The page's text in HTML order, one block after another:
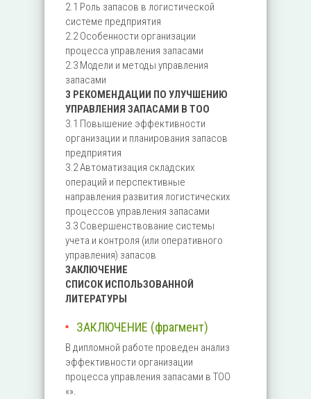
2.1 Роль запасов в логистической
системе предприятия
2.2 Особенности организации
процесса управления запасами
2.3 Модели и методы управления
запасами
3 РЕКОМЕНДАЦИИ ПО УЛУЧШЕНИЮ
УПРАВЛЕНИЯ ЗАПАСАМИ В ТОО
3.1 Повышение эффективности
организации и планирования запасов
предприятия
3.2 Автоматизация складских
операций и перспективные
направления развития логистических
процессов управления запасами
3.3 Совершенствование системы
учета и контроля (или оперативного
управления) запасов
ЗАКЛЮЧЕНИЕ
СПИСОК ИСПОЛЬЗОВАННОЙ
ЛИТЕРАТУРЫ
ЗАКЛЮЧЕНИЕ (фрагмент)
В дипломной работе проведен анализ
эффективности организации
процесса управления запасами в ТОО
«».